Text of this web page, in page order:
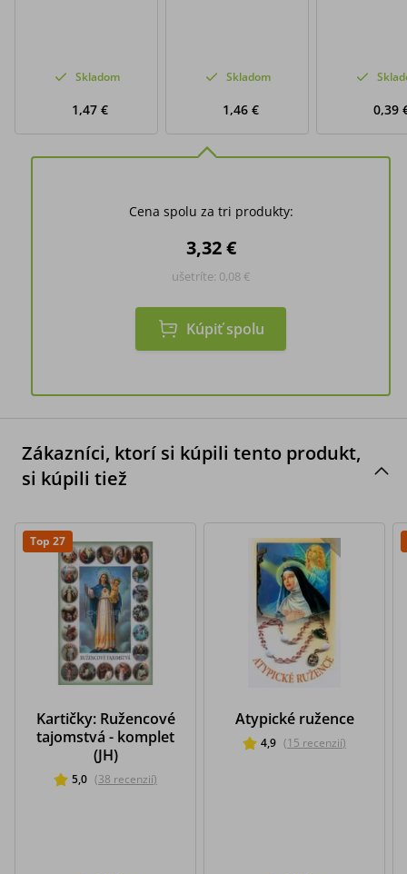
Skladom
1,47 €
Skladom
1,46 € 0,39
Cena spolu za tri produkty:
3,32 €
ušetríte: 0,08 €
Kúpiť spolu
Zákazníci, ktorí si kúpili tento produkt,
si kúpili tiež
Top 27
Kartičky: Ružencové
tajomstvá - komplet
(JH)
5,0 (38 recenzií)
Atypické ružence
4,9 (15 recenzií)